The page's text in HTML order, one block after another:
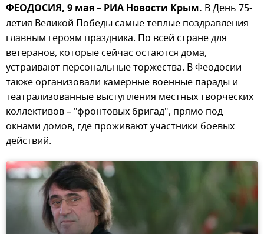
ФЕОДОСИЯ, 9 мая – РИА Новости Крым. В День 75-
летия Великой Победы самые теплые поздравления -
главным героям праздника. По всей стране для
ветеранов, которые сейчас остаются дома,
устраивают персональные торжества. В Феодосии
также организовали камерные военные парады и
театрализованные выступления местных творческих
коллективов – "фронтовых бригад", прямо под
окнами домов, где проживают участники боевых
действий.